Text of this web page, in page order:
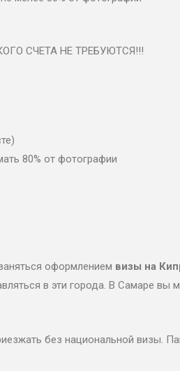
СЧЕТА НЕ ТРЕБУЮТСЯ!!!
80% от фотографии
оформлением визы на
в эти города. В Самаре
без национальной визы.